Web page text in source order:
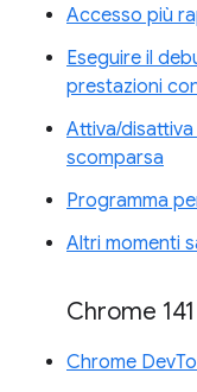
Accesso più
Eseguire il
prestazioni
Attiva/
scomparsa
Programma
Altri momenti
Chrome 141
Chrome